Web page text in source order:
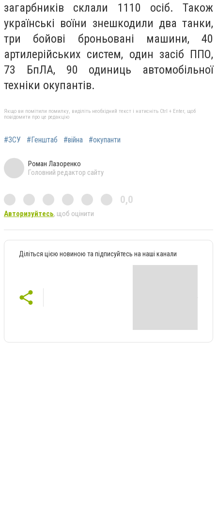
загарбників склали 1110 осіб. Також
українські воїни знешкодили два танки,
три бойові броньовані машини, 40
артилерійських систем, один засіб ППО,
73 БпЛА, 90 одиниць автомобільної
техніки окупантів.
Якщо ви помітили помилку, виділіть необхідний текст і натисніть Ctrl + Enter, щоб
повідомити про це редакцію
#ЗСУ #Генштаб #війна #окупанти
Роман Лазоренко
Головний редактор сайту
0,0
Авторизуйтесь, щоб оцінити
Діліться цією новиною та підписуйтесь на наші канали